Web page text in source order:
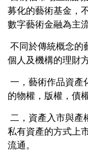
募化的藝術基金，
數字藝術金融為主
不同於傳統概念的
個人及機構的理財
一，藝術作品資產
的物權，版權，債
二，資產入市與產
私有資產的方式上
流通。